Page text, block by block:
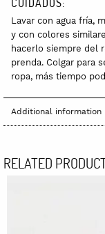
Lavar con agua fría,
y con colores
hacerlo siempre del
prenda. Colgar para
ropa, más tiempo
Additional information
RELATED